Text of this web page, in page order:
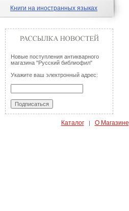
Книги на иностранных языках
Новые поступления антикварного
магазина "Русский библиофил"
Укажите ваш электронный адрес:
Каталог| О Магазине